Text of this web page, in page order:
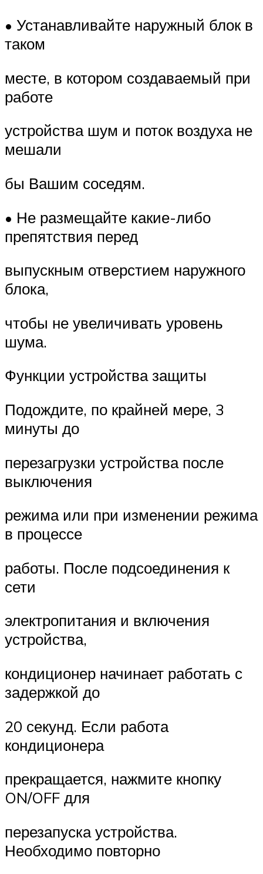
• Устанавливайте наружный блок в
таком
месте, в котором создаваемый при
работе
устройства шум и поток воздуха не
мешали
бы Вашим соседям.
• Не размещайте какие-либо
препятствия перед
выпускным отверстием наружного
блока,
чтобы не увеличивать уровень
шума.
Функции устройства защиты
Подождите, по крайней мере, 3
минуты до
перезагрузки устройства после
выключения
режима или при изменении режима
в процессе
работы. После подсоединения к
сети
электропитания и включения
устройства,
кондиционер начинает работать с
задержкой до
20 секунд. Если работа
кондиционера
прекращается, нажмите кнопку
ON/OFF для
перезапуска устройства.
Необходимо повторно